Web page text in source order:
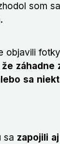
som
objavili
záhadne
sa
sa zapojili